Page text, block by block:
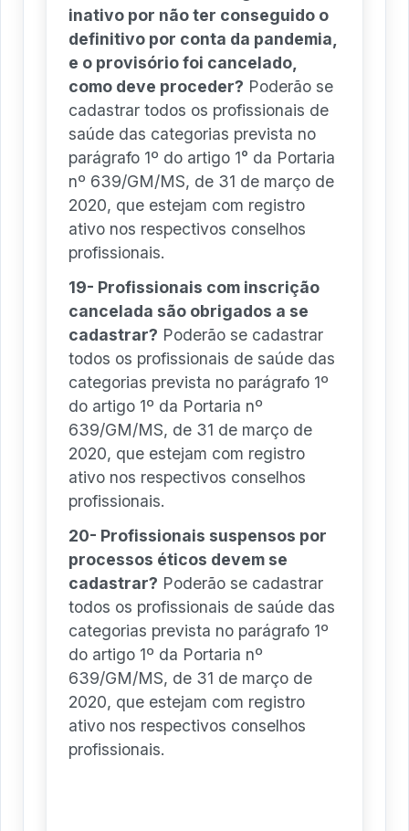
inativo por não ter conseguido o
definitivo por conta da pandemia,
e o provisório foi cancelado,
como deve proceder? Poderão se
cadastrar todos os profissionais de
saúde das categorias prevista no
parágrafo 1º do artigo 1° da Portaria
nº 639/GM/MS, de 31 de março de
2020, que estejam com registro
ativo nos respectivos conselhos
profissionais.
19- Profissionais com inscrição
cancelada são obrigados a se
cadastrar? Poderão se cadastrar
todos os profissionais de saúde das
categorias prevista no parágrafo 1º
do artigo 1º da Portaria nº
639/GM/MS, de 31 de março de
2020, que estejam com registro
ativo nos respectivos conselhos
profissionais.
20- Profissionais suspensos por
processos éticos devem se
cadastrar? Poderão se cadastrar
todos os profissionais de saúde das
categorias prevista no parágrafo 1º
do artigo 1º da Portaria nº
639/GM/MS, de 31 de março de
2020, que estejam com registro
ativo nos respectivos conselhos
profissionais.